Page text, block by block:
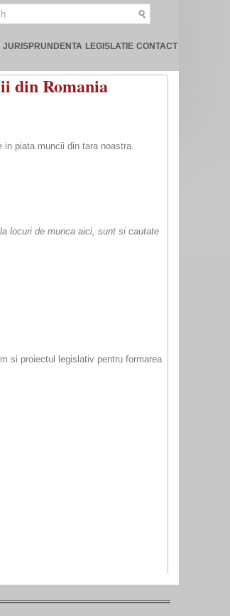
JURISPRUNDENTA LEGISLATIE CONTACT
din Romania
piata muncii din tara noastra.
locuri de munca aici, sunt si cautate
si proiectul legislativ pentru formarea